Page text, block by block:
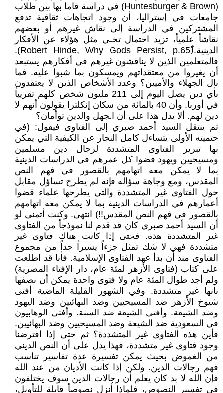
(Huntesburger & Brown) في دراسة قاما بها بين طلاب
جامعات في إستراليا، أن وجود اتجاهات ثقافية تدفع
المشتركين في الدراسة إلى نقاش غيرهم أو بعضهم
نقاشاً علمياً، تزيد احتمال تخلي مثل هؤلاء عن الأفكار
الدينية.(ٌRobert Hinde, Why Gods Persist, p.65).
فالمتعلمين الذين لا يناقشون غيرهم في أفكارهم يستبعد
أن يغيروا من معتقداتهم ويمسكون بما شبوا عليه. فما
بال الجهلاء والأميين؟ وعدد الأشخاص الذين لا يعتقدون
بأي دين يصل اليوم إلى 211 مليون شخص كلهم تقريباً
في أوربا. وأن 40 بالمائة من سكان إنكلترا يقولون أنهم لا
دين لهم. ألا يدل هذا على أن الجهل والدين توأمان؟
ثم ينتقل السيد أحمد صبري إلى الفتاوى فيقول: (في
حتميته الأولى يتساءل كامل النجار عن الكيفية التي يمكن
بها تبرير الفتاوى المتشددة لرجال دين مسلمين
ومسيحيين ويهود قضوا كل عمرهم في الدراسات الدينية
بما لا يمكن معه اتهامهم بالقصور في فهم النص
المقدس، ومع وجاهة سؤاله فإنه لم يطرح تساؤل مقابل
حول الفتاوى غير المتشددة والتي يطرحها علماء قضوا
أعمارهم في الدراسات الدينية بما لا يمكن معه اتهامهم
بالقصور في فهم النص المقدس!!) انتهى. وكنت أتمنى لو
أن السيد أحمد صبري كان قد قدم لنا نموذجاً من الفتاوى
غير المتشددة هذه. فحتى إذا كانت هناك فتاوى غير
متشددة فهي لا شك تمثل جزءاً يسيراً جداً من مجموع
الفتاوى منذ أن بدأ عهد الفتاوى الإسلامية. فأنا قد اطلعت
على كتاب (فتاوى الأزهر لمئة عام، دار الإفتاء المصرية)
ولم أجد طوال المئة عام ولا فتوى واحدة يمكن أن نصفها
بأنها غير متشددة. وفي الشهور القليلة الماضية أفتى
شيوخ الأزهر ضد المسيحيين وضد البهائيين وضد اليهود
وضد الشيعة. وأفتى الشيعة ضد السنة. وأفتى الوهابيون
في السعودية ضد الشيعة وضد المسيحيين وضد البهائيين.
فأين هذه الفتاوى غير المتشددة؟ ثم حتى إذا افترضنا
وجود فتاوى غير متشددة، فهذا يدل على أن النص الديني
من الغموض بحيث يمكن تفسيرة عدة تفاسير تناسب
فهم رجالات الدين. ولكن إذا كانت الأديان من عند الله
فإن الله لا بد كان يعلم أن رجالات الدين سوف يختلفون
في تفسير النصوص، فلماذا أنزل نصوصاً قابلة للتأويل،